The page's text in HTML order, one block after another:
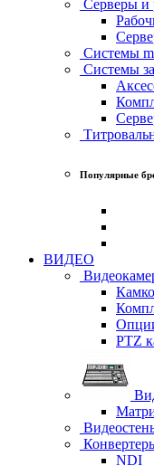
Серверы и
Системы
Системы
Популярные
ВИДЕО
PTZ
NDI